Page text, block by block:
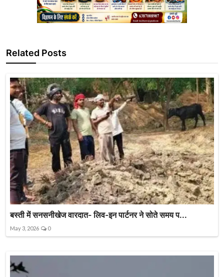
Related Posts
बस्ती में सनसनीखेज वारदात- लिव-इन पार्टनर ने सोते समय प...
May 3, 2026 0